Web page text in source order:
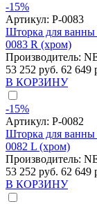
-15%
Артикул: P-0083
Шторка для
0083 R (хром)
Производитель:
53 252 руб. 62 649
В КОРЗИНУ
-15%
Артикул: P-0082
Шторка для
0082 L (хром)
Производитель:
53 252 руб. 62 649
В КОРЗИНУ